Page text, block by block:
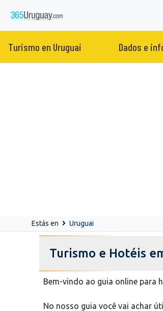
Turismo en Uruguai Dados e
Estás en Uruguai
Turismo e Hotéis
Bem-vindo ao guia online para
No nosso guia você vai achar